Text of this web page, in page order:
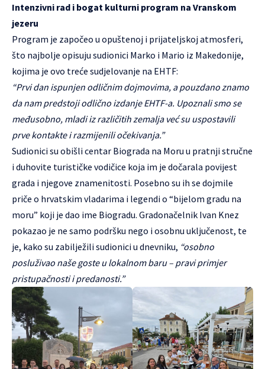
Intenzivni rad i bogat kulturni program na Vranskom
jezeru
Program je započeo u opuštenoj i prijateljskoj atmosferi,
što najbolje opisuju sudionici Marko i Mario iz Makedonije,
kojima je ovo treće sudjelovanje na EHTF:
“Prvi dan ispunjen odličnim dojmovima, a pouzdano znamo
da nam predstoji odlično izdanje EHTF-a. Upoznali smo se
međusobno, mladi iz različitih zemalja već su uspostavili
prve kontakte i razmijenili očekivanja.”
Sudionici su obišli centar Biograda na Moru u pratnji stručne
i duhovite turističke vodičice koja im je dočarala povijest
grada i njegove znamenitosti. Posebno su ih se dojmile
priče o hrvatskim vladarima i legendi o “bijelom gradu na
moru” koji je dao ime Biogradu. Gradonačelnik Ivan Knez
pokazao je ne samo podršku nego i osobnu uključenost, te
je, kako su zabilježili sudionici u dnevniku, “osobno
posluživao naše goste u lokalnom baru – pravi primjer
pristupačnosti i predanosti.”